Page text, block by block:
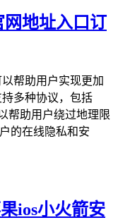
网地址入口订
帮助用户实现更加
多种协议，包括
帮助用户绕过地理限
的在线隐私和安
ios小火箭安